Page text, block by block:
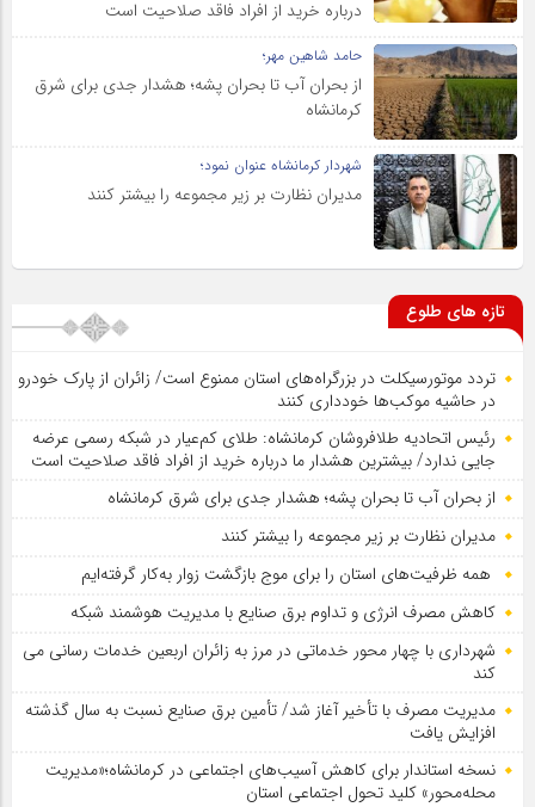
درباره خرید از افراد فاقد صلاحیت است
حامد شاهین مهر؛
از بحران آب تا بحران پشه؛ هشدار جدی برای شرق
کرمانشاه
شهردار کرمانشاه عنوان نمود؛
مدیران نظارت بر زیر مجموعه را بیشتر کنند
تازه های طلوع
تردد موتورسیکلت در بزرگراه‌های استان ممنوع است/ زائران از پارک خودرو
در حاشیه موکب‌ها خودداری کنند
رئیس اتحادیه طلافروشان کرمانشاه: طلای کم‌عیار در شبکه رسمی عرضه
جایی ندارد/ بیشترین هشدار ما درباره خرید از افراد فاقد صلاحیت است
از بحران آب تا بحران پشه؛ هشدار جدی برای شرق کرمانشاه
مدیران نظارت بر زیر مجموعه را بیشتر کنند
همه ظرفیت‌های استان را برای موج بازگشت زوار به‌کار گرفته‌ایم
کاهش مصرف انرژی و تداوم برق صنایع با مدیریت هوشمند شبکه
شهرداری با چهار محور خدماتی در مرز به زائران اربعین خدمات رسانی می
کند
مدیریت مصرف با تأخیر آغاز شد/ تأمین برق صنایع نسبت به سال گذشته
افزایش یافت
نسخه استاندار برای کاهش آسیب‌های اجتماعی در کرمانشاه؛«مدیریت
محله‌محور» کلید تحول اجتماعی استان